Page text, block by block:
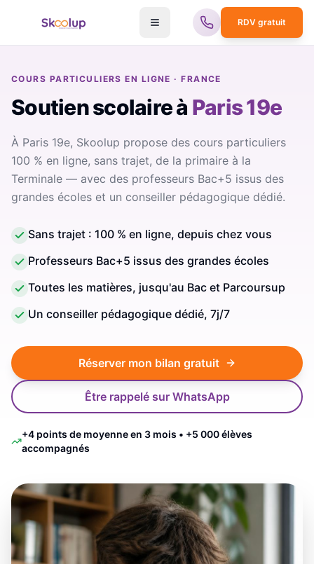
RDV gratuit
COURS PARTICULIERS EN LIGNE · FRANCE
Soutien scolaireà Paris 19e
À Paris 19e, Skoolup propose des cours particuliers
100 % en ligne, sans trajet, de la primaire à la
Terminale — avec des professeurs Bac+5 issus des
grandes écoles et un conseiller pédagogique dédié.
Sans trajet : 100 % en ligne, depuis chez vous
Professeurs Bac+5 issus des grandes écoles
Toutes les matières, jusqu'au Bac et Parcoursup
Un conseiller pédagogique dédié, 7j/7
Réserver mon bilan gratuit
Être rappelé sur WhatsApp
+4 points de moyenne en 3 mois • +5 000 élèves
accompagnés